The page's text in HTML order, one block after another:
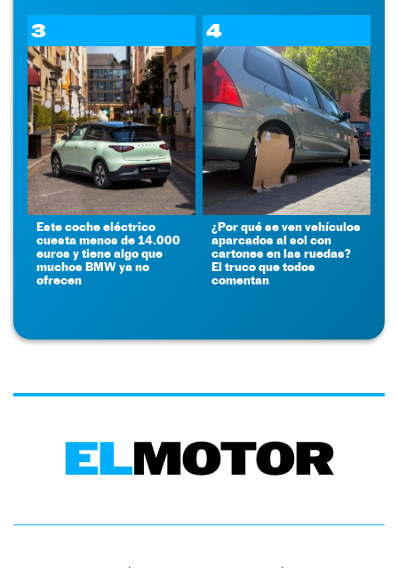
3
Este coche eléctrico
cuesta menos de 14.000
euros y tiene algo que
muchos BMW ya no
ofrecen
4
¿Por qué se ven vehículos
aparcados al sol con
cartones en las ruedas?
El truco que todos
comentan